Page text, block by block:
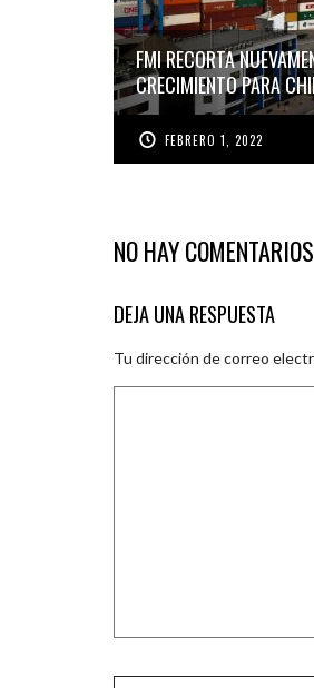
FMI RECORTA
CRECIMIENTO PARA
FEBRERO 1, 2022
NO HAY COMENTARIOS
DEJA UNA RESPUESTA
Tu dirección de correo